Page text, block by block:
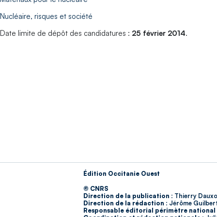
Nucléaire, risques et société
Date limite de dépôt des candidatures : 25 février 2014.
Édition Occitanie Ouest
© CNRS
Direction de la publication : Thierry
Direction de la rédaction : Jérôme
Responsable éditorial périmètre national